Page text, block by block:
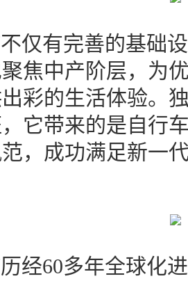
仅有完善的基础
焦中产阶层，为
彩的生活体验。
它带来的是自行
，成功满足新一
经60多年全球化